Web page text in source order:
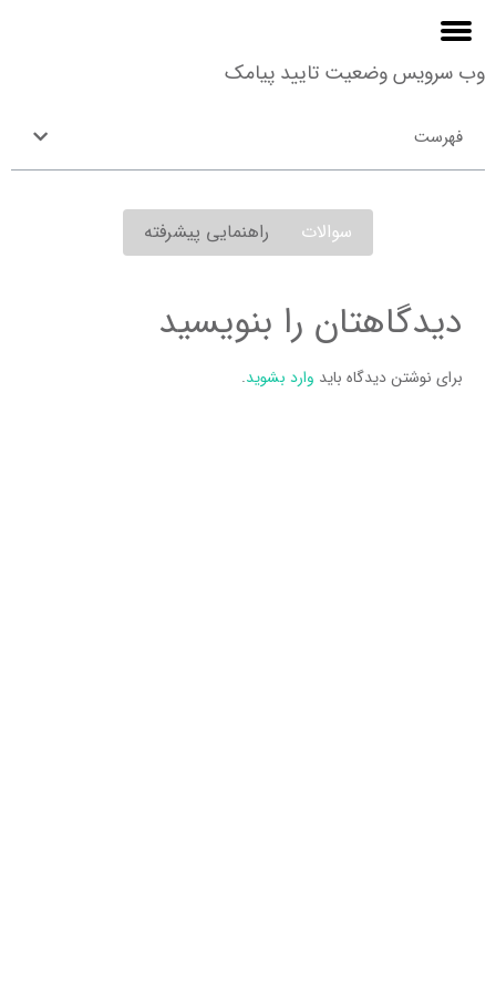
وب سرویس وضعیت تایید پیامک
فهرست
سوالات راهنمایی پیشرفته
دیدگاهتان را بنویسید
برای نوشتن دیدگاه باید وارد بشوید.